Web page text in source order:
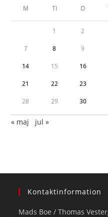
M TI O
1 2
7 8 9
14 15 16
21 22 23
28 29 30
« maj jul »
Kontaktinformation
Mads Boe / Thomas